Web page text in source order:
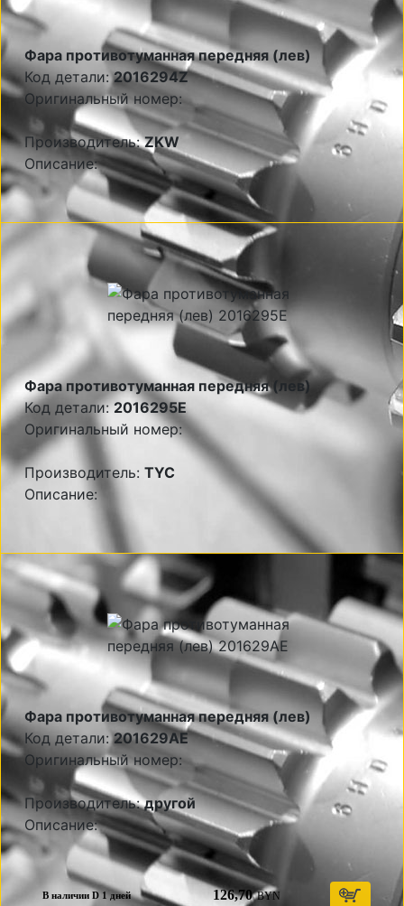
Фара противотуманная передняя (лев)
Код детали:2016294Z
Оригинальный номер:
Производитель:ZKW
Описание:
Фара противотуманная передняя (лев)
Код детали:2016295E
Оригинальный номер:
Производитель: TYC
Описание:
Фара противотуманная передняя (лев)
Код детали:201629AE
Оригинальный номер:
Производитель:другой
Описание:
В наличии D 1 дней 126,70 BYN